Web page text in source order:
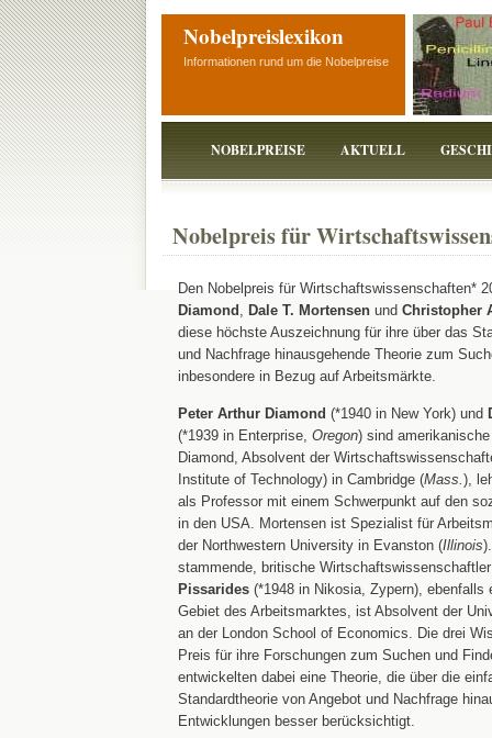
Nobelpreislexikon
Informationen rund um die Nobelpreise
NOBELPREISE AKTUELL
Nobelpreis für
Den Nobelpreis für Wirtschaftswissenschaften*
Diamond , Dale T. Mortensenund Christopher
diese höchste Auszeichnung für ihre über das
und Nachfrage hinausgehende Theorie zum
inbesondere in Bezug auf Arbeitsmärkte.
Peter Arthur Diamond (*1940 in New York) und
(*1939 in Enterprise, Oregon) sind
Diamond, Absolvent der
Institute of Technology) in Cambridge (Mass.),
als Professor mit einem Schwerpunkt auf den
in den USA. Mortensen ist Spezialist für
der Northwestern University in Evanston (Illinois
stammende, britische
Pissarides(*1948 in Nikosia, Zypern), ebenfalls
Gebiet des Arbeitsmarktes, ist Absolvent der
an der London School of Economics. Die drei
Preis für ihre Forschungen zum Suchen und
entwickelten dabei eine Theorie, die über die
Standardtheorie von Angebot und Nachfrage
Entwicklungen besser berücksichtigt.